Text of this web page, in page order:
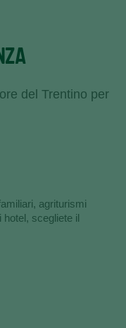
del Trentino per
agriturismi
scegliete il